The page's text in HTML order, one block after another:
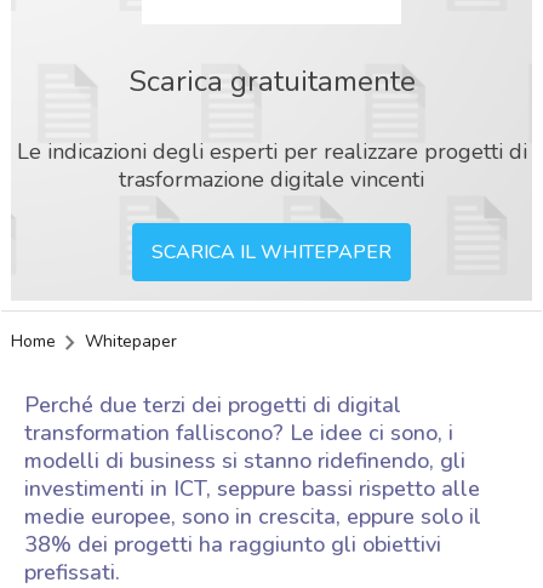
Scarica gratuitamente
Le indicazioni degli esperti per realizzare progetti di
trasformazione digitale vincenti
SCARICA IL WHITEPAPER
Home Whitepaper
Perché due terzi dei progetti di digital
transformation falliscono? Le idee ci sono, i
modelli di business si stanno ridefinendo, gli
investimenti in ICT, seppure bassi rispetto alle
medie europee, sono in crescita, eppure solo il
38% dei progetti ha raggiunto gli obiettivi
prefissati.